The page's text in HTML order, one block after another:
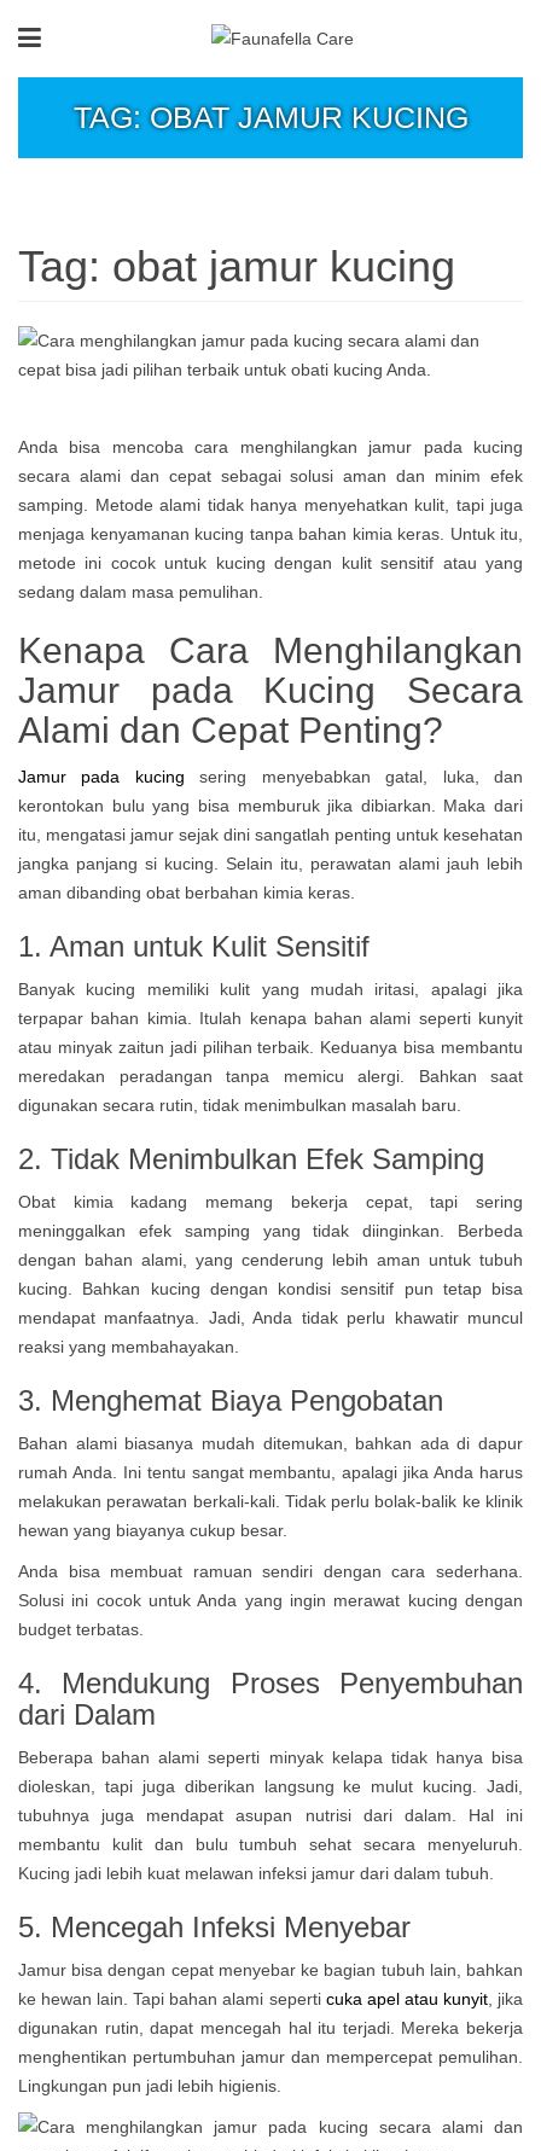
TAG: OBAT JAMUR KUCING
Tag: obat jamur kucing
Anda bisa mencoba cara menghilangkan jamur pada kucing
secara alami dan cepat sebagai solusi aman dan minim efek
samping. Metode alami tidak hanya menyehatkan kulit, tapi juga
menjaga kenyamanan kucing tanpa bahan kimia keras. Untuk itu,
metode ini cocok untuk kucing dengan kulit sensitif atau yang
sedang dalam masa pemulihan.
Kenapa Cara Menghilangkan
Jamur pada Kucing Secara
Alami dan Cepat Penting?
Jamur pada kucing sering menyebabkan gatal, luka, dan
kerontokan bulu yang bisa memburuk jika dibiarkan. Maka dari
itu, mengatasi jamur sejak dini sangatlah penting untuk kesehatan
jangka panjang si kucing. Selain itu, perawatan alami jauh lebih
aman dibanding obat berbahan kimia keras.
1. Aman untuk Kulit Sensitif
Banyak kucing memiliki kulit yang mudah iritasi, apalagi jika
terpapar bahan kimia. Itulah kenapa bahan alami seperti kunyit
atau minyak zaitun jadi pilihan terbaik. Keduanya bisa membantu
meredakan peradangan tanpa memicu alergi. Bahkan saat
digunakan secara rutin, tidak menimbulkan masalah baru.
2. Tidak Menimbulkan Efek Samping
Obat kimia kadang memang bekerja cepat, tapi sering
meninggalkan efek samping yang tidak diinginkan. Berbeda
dengan bahan alami, yang cenderung lebih aman untuk tubuh
kucing. Bahkan kucing dengan kondisi sensitif pun tetap bisa
mendapat manfaatnya. Jadi, Anda tidak perlu khawatir muncul
reaksi yang membahayakan.
3. Menghemat Biaya Pengobatan
Bahan alami biasanya mudah ditemukan, bahkan ada di dapur
rumah Anda. Ini tentu sangat membantu, apalagi jika Anda harus
melakukan perawatan berkali-kali. Tidak perlu bolak-balik ke klinik
hewan yang biayanya cukup besar.
Anda bisa membuat ramuan sendiri dengan cara sederhana.
Solusi ini cocok untuk Anda yang ingin merawat kucing dengan
budget terbatas.
4. Mendukung Proses Penyembuhan
dari Dalam
Beberapa bahan alami seperti minyak kelapa tidak hanya bisa
dioleskan, tapi juga diberikan langsung ke mulut kucing. Jadi,
tubuhnya juga mendapat asupan nutrisi dari dalam. Hal ini
membantu kulit dan bulu tumbuh sehat secara menyeluruh.
Kucing jadi lebih kuat melawan infeksi jamur dari dalam tubuh.
5. Mencegah Infeksi Menyebar
Jamur bisa dengan cepat menyebar ke bagian tubuh lain, bahkan
ke hewan lain. Tapi bahan alami seperti cuka apel atau kunyit, jika
digunakan rutin, dapat mencegah hal itu terjadi. Mereka bekerja
menghentikan pertumbuhan jamur dan mempercepat pemulihan.
Lingkungan pun jadi lebih higienis.